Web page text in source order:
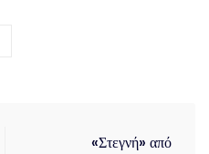
«Στεγνή» από